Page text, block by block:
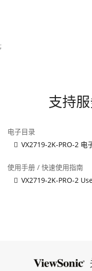
;
支持
电子目录
VX2719-2K-PRO-2 电
使用手册 / 快速使用指南
VX2719-2K-PRO-2